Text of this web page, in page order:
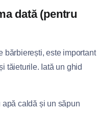
dată (pentru
bărbierești, este important
tăieturile. Iată un ghid
apă caldă și un săpun